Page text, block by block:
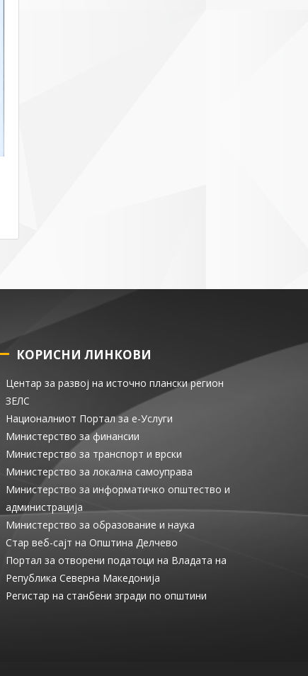
КОРИСНИ ЛИНКОВИ
Центар за развој на источно плански регион
ЗЕЛС
Националниот Портал за е-Услуги
Министерство за финансии
Министерство за транспорт и врски
Министерство за локална самоуправа
Министерство за информатичко општество и
администрација
Министерство за образование и наука
Стар веб-сајт на Општина Делчево
Портал за отворени податоци на Владата на
Република Северна Македонија
Регистар на станбени згради по општини